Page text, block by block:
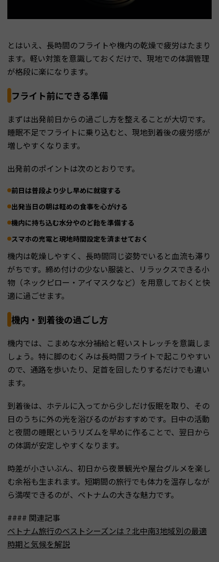
とはいえ、長時間のフライトや機内の乾燥で疲労はたまり
ます。軽い対策を意識しておくだけで、現地での体調管理
が格段に楽になります。
フライト前にできる準備
まずは出発前日からの過ごし方を整えることが大切です。
睡眠不足でフライトに乗り込むと、現地到着後の疲労感が
増しやすくなります。
出発前のポイントは次のとおりです。
前日は普段より少し早めに就寝する
出発当日の朝は軽めの食事を心がける
機内に持ち込む水分やのど飴を準備する
スマホの充電と現地時間設定を済ませておく
機内は乾燥しやすく、長時間同じ姿勢でいると血流も滞り
がちです。締め付けの少ない服装と、リラックスできる小
物（ネックピロー・アイマスクなど）を用意しておくと快
適に過ごせます。
機内・到着後の過ごし方
機内では、こまめな水分補給と軽いストレッチを意識しま
しょう。特に脚のむくみは長時間フライトで起こりやすい
ので、通路を歩いたり、足首を回したりするだけでも違い
ます。
到着後は、ホテルに入ってから少しだけ仮眠を取り、その
日のうちに外の光を浴びるのがおすすめです。日中の活動
と夜間の睡眠というリズムを早めに作ることで、翌日から
の体調が安定しやすくなります。
時差が小さいぶん、初日から夜景観光や屋台グルメを楽し
む余裕も生まれます。短期間の旅行でも体力を温存しなが
ら満喫できるのが、ベトナムの大きな魅力です。
#### 関連記事
ベトナム旅行のベストシーズンは？北中南3地域別の最適
時期と気候を解説